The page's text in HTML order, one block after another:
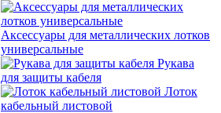
Аксессуары для металлических лотков
универсальные
Рукава
для защиты кабеля
Лоток
кабельный листовой